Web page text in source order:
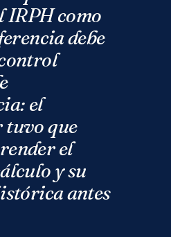
IRPH como
debe
el
tuvo que
el
y su
antes